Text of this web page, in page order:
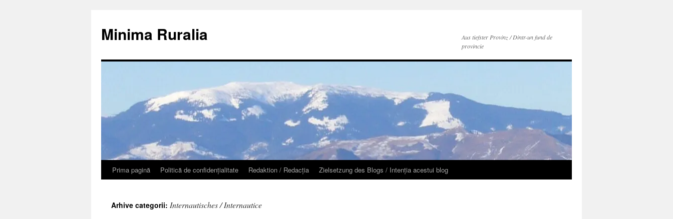
conținut
Minima Ruralia
Aus tiefster Provinz / Dintr-un fund de
provincie
Prima pagină Politică de confidențialitate Redaktion / Redacţia Zielsetzung des Blogs / Intenţia acestui blog
Arhive categorii: Internautisches / Internautice